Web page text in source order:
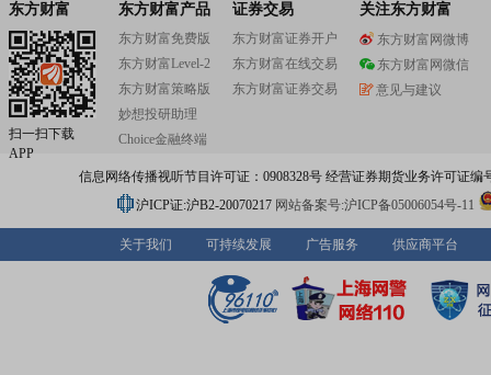
东方财富
扫一扫下载
APP
东方财富产品
东方财富免费版
东方财富Level-2
东方财富策略版
妙想投研助理
Choice金融终端
证券交易
东方财富证券开户
东方财富在线交易
东方财富证券交易
关注东方财富
东方财富网微博
东方财富网微信
意见与建议
信息网络传播视听节目许可证：0908328号 经营证券期货业务许可证编
沪ICP证:沪B2-20070217 网站备案号:沪ICP备05006054号-11
关于我们 可持续发展 广告服务 供应商平台